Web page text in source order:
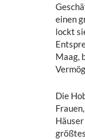
einen
lockt
Maag,
Die